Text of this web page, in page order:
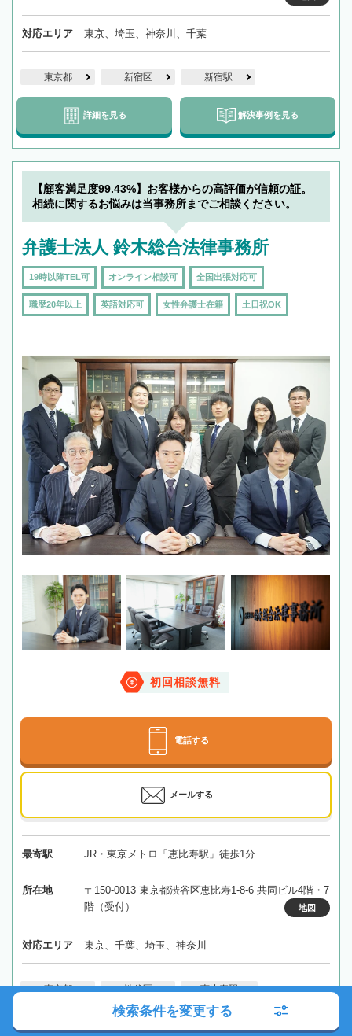
対応エリア 東京、埼玉、神奈川、千葉
東京都 新宿区 新宿駅
詳細を見る 解決事例を見る
【顧客満足度99.43%】お客様からの高評価が信頼の証。
相続に関するお悩みは当事務所までご相談ください。
弁護士法人 鈴木総合法律事務所
19時以降TEL可 オンライン相談可 全国出張対応可
職歴20年以上 英語対応可 女性弁護士在籍 土日祝OK
初回相談無料
電話する
メールする
最寄駅 JR・東京メトロ「恵比寿駅」徒歩1分
所在地
〒150-0013 東京都渋谷区恵比寿1-8-6 共同ビル4階・7
階（受付）
地図
対応エリア 東京、千葉、埼玉、神奈川
東京都 渋谷区 恵比寿駅
検索条件を変更する